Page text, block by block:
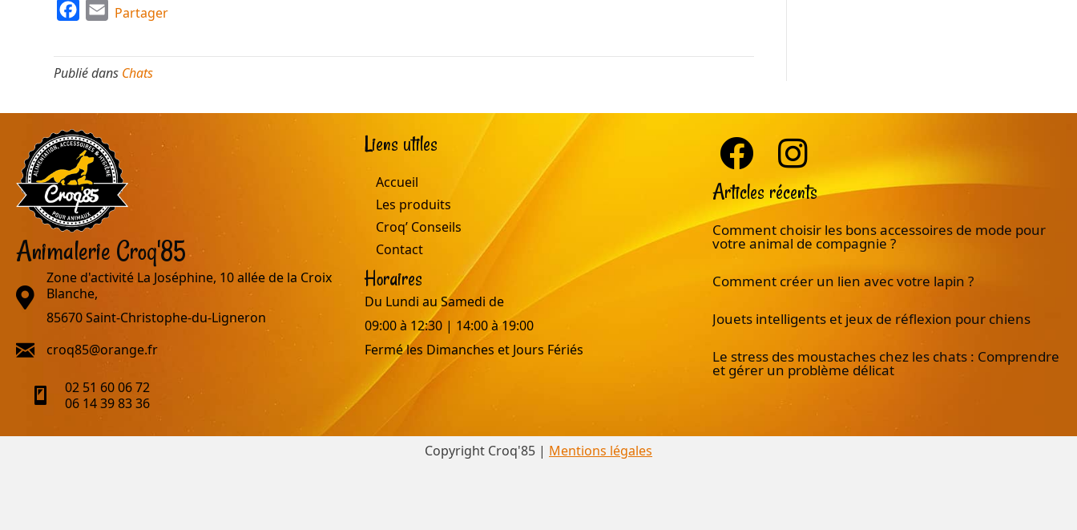
c
e
o
k
E
a
i
Partager
Publié dans Chats
Animalerie Croq'85
adresse
Zone d'activité La Joséphine, 10 allée de la Croix
Blanche,
85670 Saint-Christophe-du-Ligneron
email croq85@orange.fr
telephone02 51 60 06 72
06 14 39 83 36
Liens utiles
Accueil
Les produits
Croq’ Conseils
Contact
Horaires
Du Lundi au Samedi de
09:00 à 12:30 | 14:00 à 19:00
Fermé les Dimanches et Jours Fériés
Articles récents
Comment choisir les bons accessoires de mode pour
votre animal de compagnie ?
Comment créer un lien avec votre lapin ?
Jouets intelligents et jeux de réflexion pour chiens
Le stress des moustaches chez les chats : Comprendre
et gérer un problème délicat
Copyright Croq'85 | Mentions légales